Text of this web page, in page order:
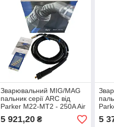
Зварювальний MIG/MAG
пальник серії ARC від
Parker M22-MT2 - 250A Air
- Cooled - 5 метров
5 921,20₴
-
5